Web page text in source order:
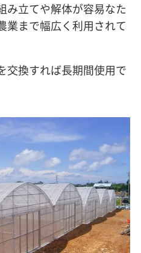
み立てや解体が容易なた
業まで幅広く利用されて
交換すれば長期間使用で